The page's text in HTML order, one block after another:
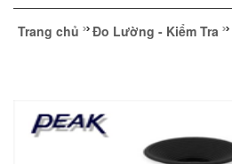
Trang chủ Đo Lường - Kiểm Tra